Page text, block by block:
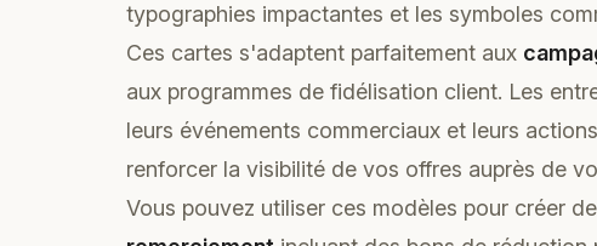
typographies impactantes et les symboles
Ces cartes s'adaptent parfaitement aux
aux programmes de fidélisation client. Les
leurs événements commerciaux et leurs
renforcer la visibilité de vos offres auprès de
Vous pouvez utiliser ces modèles pour créer